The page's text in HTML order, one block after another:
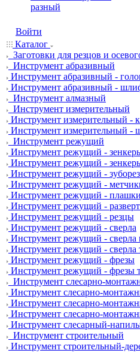
разный
Войти
Каталог
Заготовки для резцов и
Инструмент абразивный
Инструмент абразивный -
Инструмент абразивный -
Инструмент алмазный
Инструмент измерительный
Инструмент измерительный -
Инструмент измерительный -
Инструмент режущий
Инструмент режущий -
Инструмент режущий -
Инструмент режущий -
Инструмент режущий -
Инструмент режущий - плашки
Инструмент режущий -
Инструмент режущий - резцы
Инструмент режущий - сверла
Инструмент режущий - сверла
Инструмент режущий - сверла
Инструмент режущий - фрезы
Инструмент режущий - фрезы
Инструмент слесарно-
Инструмент слесарно-
Инструмент слесарно-
Инструмент слесарно-
Инструмент слесарный-
Инструмент строительный
Инструмент строительный-